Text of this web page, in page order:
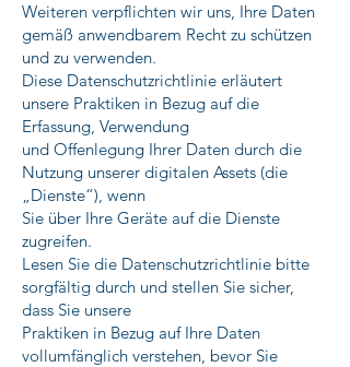
Weiteren verpflichten wir uns, Ihre Daten
gemäß anwendbarem Recht zu schützen
und zu verwenden.
Diese Datenschutzrichtlinie erläutert
unsere Praktiken in Bezug auf die
Erfassung, Verwendung
und Offenlegung Ihrer Daten durch die
Nutzung unserer digitalen Assets (die
„Dienste“), wenn
Sie über Ihre Geräte auf die Dienste
zugreifen.
Lesen Sie die Datenschutzrichtlinie bitte
sorgfältig durch und stellen Sie sicher,
dass Sie unsere
Praktiken in Bezug auf Ihre Daten
vollumfänglich verstehen, bevor Sie